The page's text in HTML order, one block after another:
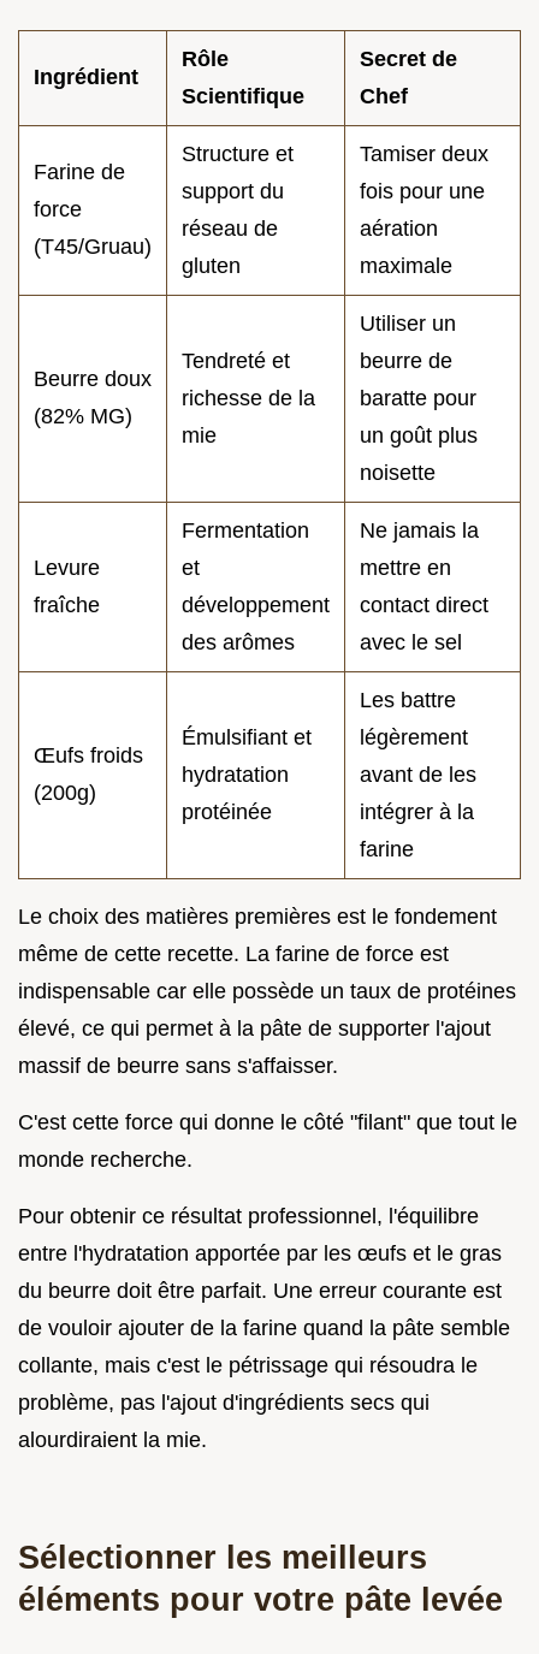
Ingrédient
Rôle
Scientifique
Secret de
Chef
Farine de
force
(T45/Gruau)
Structure et
support du
réseau de
gluten
Tamiser deux
fois pour une
aération
maximale
Beurre doux
(82% MG)
Tendreté et
richesse de la
mie
Utiliser un
beurre de
baratte pour
un goût plus
noisette
Levure
fraîche
Fermentation
et
développement
des arômes
Ne jamais la
mettre en
contact direct
avec le sel
Œufs froids
(200g)
Émulsifiant et
hydratation
protéinée
Les battre
légèrement
avant de les
intégrer à la
farine
Le choix des matières premières est le fondement
même de cette recette. La farine de force est
indispensable car elle possède un taux de protéines
élevé, ce qui permet à la pâte de supporter l'ajout
massif de beurre sans s'affaisser.
C'est cette force qui donne le côté "filant" que tout le
monde recherche.
Pour obtenir ce résultat professionnel, l'équilibre
entre l'hydratation apportée par les œufs et le gras
du beurre doit être parfait. Une erreur courante est
de vouloir ajouter de la farine quand la pâte semble
collante, mais c'est le pétrissage qui résoudra le
problème, pas l'ajout d'ingrédients secs qui
alourdiraient la mie.
Sélectionner les meilleurs
éléments pour votre pâte levée